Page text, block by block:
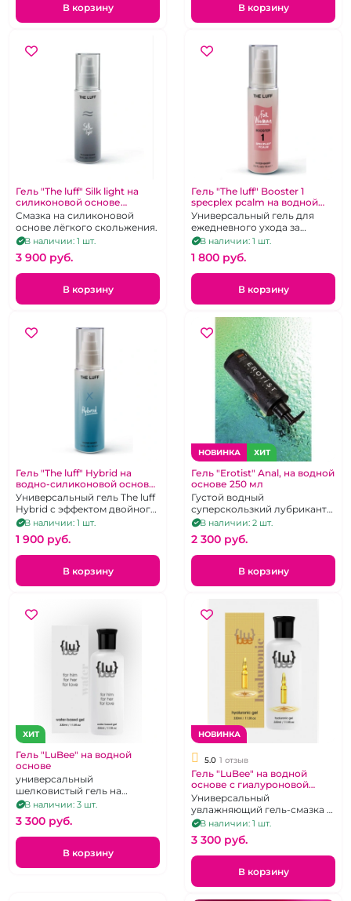
В корзину В корзину
Гель "The luff" Silk light на
силиконовой основе
умеренное скольжение 75
мл
Смазка на силиконовой
основе лёгкого скольжения.
В наличии: 1 шт.
3 900 pуб.
В корзину
Гель "The luff" Booster 1
specplex pcalm на водной
основе 75 мл
Универсальный гель для
ежедневного ухода за
женской интимной зоной
The luff Booster 1 specplex
pcalm
В наличии: 1 шт.
1 800 pуб.
В корзину
Гель "The luff" Hybrid на
водно-силиконовой основе
75 мл
Универсальный гель The luff
Hybrid с эффектом двойного
скольжения на водно-
силиконовой основе 75 мл
В наличии: 1 шт.
1 900 pуб.
В корзину
НОВИНКА ХИТ
Гель "Erotist" Anal, на водной
основе 250 мл
Густой водный
суперскользкий лубрикант
для анального удовольствия
в увеличенном объеме
В наличии: 2 шт.
2 300 pуб.
В корзину
ХИТ
Гель "LuBee" на водной
основе
универсальный
шелковистый гель на
водной основе, 330 мл, без
вкуса и запаха
В наличии: 3 шт.
3 300 pуб.
В корзину
НОВИНКА
5.0 1 отзыв
Гель "LuBee" на водной
основе с гиалуроновой
кислотой 330 мл
Универсальный
увлажняющий гель-смазка с
4D-гиалуроновой кислотой
для длительного
скольжения
В наличии: 1 шт.
3 300 pуб.
В корзину